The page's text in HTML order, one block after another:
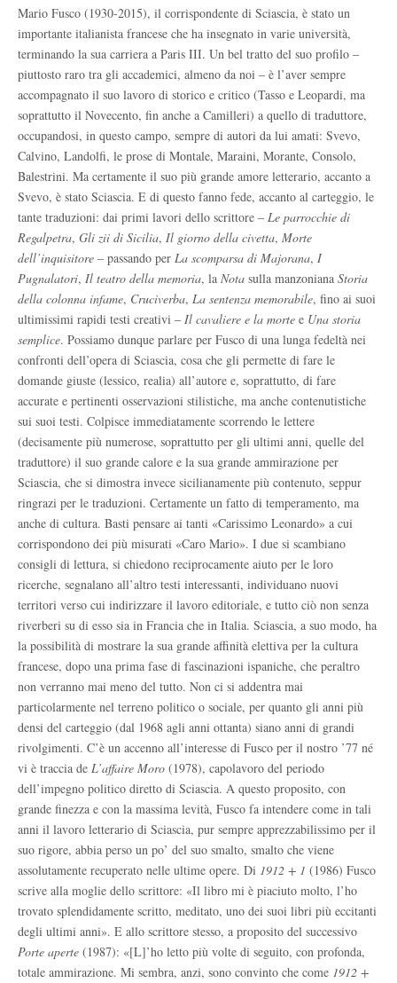
Mario Fusco (1930-2015), il corrispondente di Sciascia, è stato un
importante italianista francese che ha insegnato in varie università,
terminando la sua carriera a Paris III. Un bel tratto del suo profilo ‒
piuttosto raro tra gli accademici, almeno da noi ‒ è l’aver sempre
accompagnato il suo lavoro di storico e critico (Tasso e Leopardi, ma
soprattutto il Novecento, fin anche a Camilleri) a quello di traduttore,
occupandosi, in questo campo, sempre di autori da lui amati: Svevo,
Calvino, Landolfi, le prose di Montale, Maraini, Morante, Consolo,
Balestrini. Ma certamente il suo più grande amore letterario, accanto a
Svevo, è stato Sciascia. E di questo fanno fede, accanto al carteggio, le
tante traduzioni: dai primi lavori dello scrittore ‒ Le parrocchie di
Regalpetra, Gli zii di Sicilia, Il giorno della civetta, Morte
dell’inquisitore ‒ passando per La scomparsa di Majorana, I
Pugnalatori, Il teatro della memoria, la Nota sulla manzoniana Storia
della colonna infame, Cruciverba, La sentenza memorabile, fino ai suoi
ultimissimi rapidi testi creativi ‒ Il cavaliere e la morte e Una storia
semplice. Possiamo dunque parlare per Fusco di una lunga fedeltà nei
confronti dell’opera di Sciascia, cosa che gli permette di fare le
domande giuste (lessico, realia) all’autore e, soprattutto, di fare
accurate e pertinenti osservazioni stilistiche, ma anche contenutistiche
sui suoi testi. Colpisce immediatamente scorrendo le lettere
(decisamente più numerose, soprattutto per gli ultimi anni, quelle del
traduttore) il suo grande calore e la sua grande ammirazione per
Sciascia, che si dimostra invece sicilianamente più contenuto, seppur
ringrazi per le traduzioni. Certamente un fatto di temperamento, ma
anche di cultura. Basti pensare ai tanti «Carissimo Leonardo» a cui
corrispondono dei più misurati «Caro Mario». I due si scambiano
consigli di lettura, si chiedono reciprocamente aiuto per le loro
ricerche, segnalano all’altro testi interessanti, individuano nuovi
territori verso cui indirizzare il lavoro editoriale, e tutto ciò non senza
riverberi su di esso sia in Francia che in Italia. Sciascia, a suo modo, ha
la possibilità di mostrare la sua grande affinità elettiva per la cultura
francese, dopo una prima fase di fascinazioni ispaniche, che peraltro
non verranno mai meno del tutto. Non ci si addentra mai
particolarmente nel terreno politico o sociale, per quanto gli anni più
densi del carteggio (dal 1968 agli anni ottanta) siano anni di grandi
rivolgimenti. C’è un accenno all’interesse di Fusco per il nostro ’77 né
vi è traccia de L’affaire Moro (1978), capolavoro del periodo
dell’impegno politico diretto di Sciascia. A questo proposito, con
grande finezza e con la massima levità, Fusco fa intendere come in tali
anni il lavoro letterario di Sciascia, pur sempre apprezzabilissimo per il
suo rigore, abbia perso un po’ del suo smalto, smalto che viene
assolutamente recuperato nelle ultime opere. Di 1912 + 1 (1986) Fusco
scrive alla moglie dello scrittore: «Il libro mi è piaciuto molto, l’ho
trovato splendidamente scritto, meditato, uno dei suoi libri più eccitanti
degli ultimi anni». E allo scrittore stesso, a proposito del successivo
Porte aperte (1987): «[L]’ho letto più volte di seguito, con profonda,
totale ammirazione. Mi sembra, anzi, sono convinto che come 1912 +